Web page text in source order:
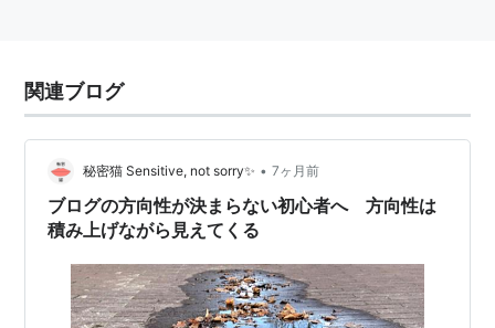
関連ブログ
秘密猫 Sensitive, not sorry✨ • 7ヶ月前
ブログの方向性が決まらない初心者へ 方向性は
積み上げながら見えてくる